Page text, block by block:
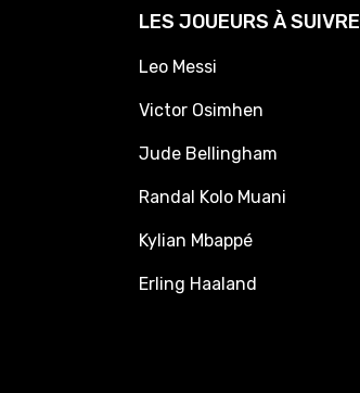
LES JOUEURS À SUIVRE
Leo Messi
Victor Osimhen
Jude Bellingham
Randal Kolo Muani
Kylian Mbappé
Erling Haaland